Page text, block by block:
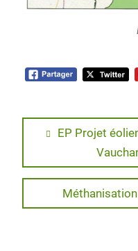
Navigation
l’article
Previous
EP Projet
Next
post: